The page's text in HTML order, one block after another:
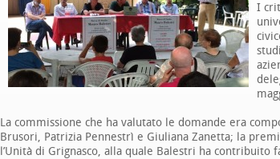
I
La commissione che ha valutato le domande era
Brusori, Patrizia Pennestrì e Giuliana Zanetta; la
l’Unità di Grignasco, alla quale Balestri ha